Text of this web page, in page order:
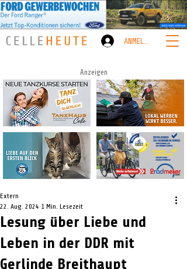
ANMELDEN
Anzeigen
Lesung über Liebe und
Leben in der DDR mit
Gerlinde Breithaupt
Extern
22. Aug. 2024 1 Min. Lesezeit